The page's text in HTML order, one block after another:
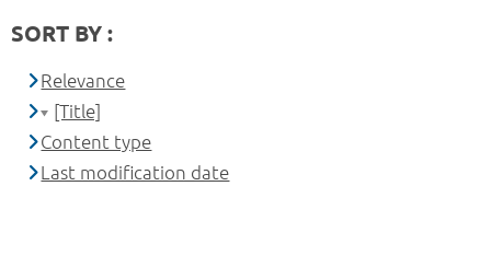
SORT BY :
Relevance
[Title]
Content type
Last modification date